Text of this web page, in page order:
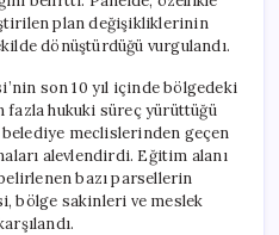
plan değişikliklerinin
dönüştürdüğü vurgulandı.
son 10 yıl içinde bölgedeki
fazla hukuki süreç yürüttüğü
meclislerinden geçen
alevlendirdi. Eğitim alanı
bazı parsellerin
bölge sakinleri ve meslek